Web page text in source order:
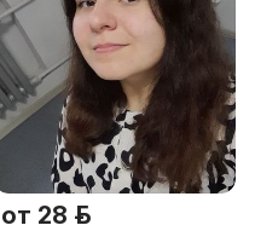
от 28 р.